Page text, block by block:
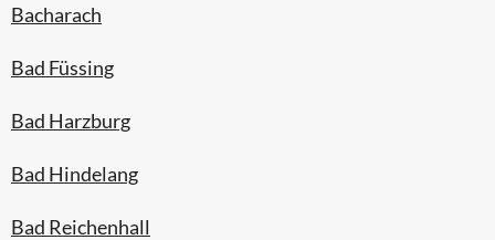
Bacharach
Bad Füssing
Bad Harzburg
Bad Hindelang
Bad Reichenhall